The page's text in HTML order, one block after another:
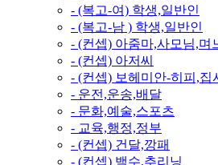
- (복고-여) 학생,일반인
- (복고-남 ) 학생,일반인
- (컨셉) 아줌마,사모님,며
- (컨셉) 아저씨
- (컨셉) 보헤미안-히피,집
- 운전,운송,배달
- 문화,예술,스포츠
- 교육,행정,정부
- (컨셉) 건달,깡패
- (컨셉) 백수,추리닝